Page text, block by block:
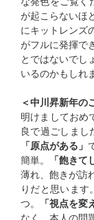
が起こらないほ
にキットレンズ
がフルに発揮で
とではないでし
いるのかもしれ
＜中川昇新年の
明けましておめ
良で過ごしまし
「原点がある」
簡単。
「飽きて
薄れ、飽きが訪
りだと思いま
つ。
「視点を変